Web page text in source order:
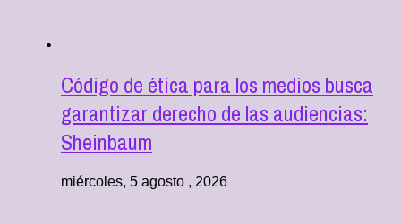
Código de ética para los medios busca
garantizar derecho de las audiencias:
Sheinbaum
miércoles, 5 agosto , 2026